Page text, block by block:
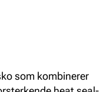
som kombinerer